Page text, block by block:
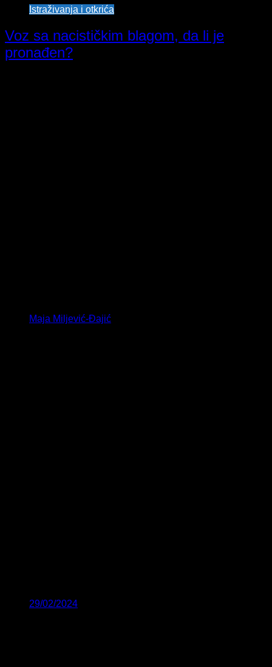
Istraživanja i otkrića
Voz sa nacističkim blagom, da li je
pronađen?
Maja Miljević-Đajić
29/02/2024